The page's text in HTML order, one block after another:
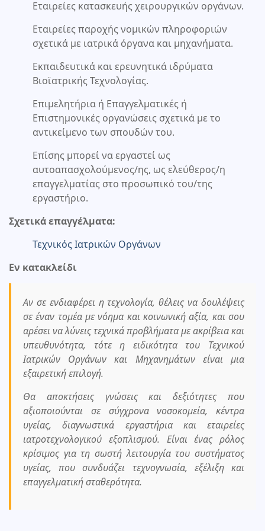
Εταιρείες κατασκευής χειρουργικών οργάνων.
Εταιρείες παροχής νομικών πληροφοριών
σχετικά με ιατρικά όργανα και μηχανήματα.
Εκπαιδευτικά και ερευνητικά ιδρύματα
Βιοϊατρικής Τεχνολογίας.
Επιμελητήρια ή Επαγγελματικές ή
Επιστημονικές οργανώσεις σχετικά με το
αντικείμενο των σπουδών του.
Επίσης μπορεί να εργαστεί ως
αυτοαπασχολούμενος/ης, ως ελεύθερος/η
επαγγελματίας στο προσωπικό του/της
εργαστήριο.
Σχετικά επαγγέλματα:
Τεχνικός Ιατρικών Οργάνων
Εν κατακλείδι
Αν σε ενδιαφέρει η τεχνολογία, θέλεις να δουλέψεις
σε έναν τομέα με νόημα και κοινωνική αξία, και σου
αρέσει να λύνεις τεχνικά προβλήματα με ακρίβεια και
υπευθυνότητα, τότε η ειδικότητα του Τεχνικού
Ιατρικών Οργάνων και Μηχανημάτων είναι μια
εξαιρετική επιλογή.
Θα αποκτήσεις γνώσεις και δεξιότητες που
αξιοποιούνται σε σύγχρονα νοσοκομεία, κέντρα
υγείας, διαγνωστικά εργαστήρια και εταιρείες
ιατροτεχνολογικού εξοπλισμού. Είναι ένας ρόλος
κρίσιμος για τη σωστή λειτουργία του συστήματος
υγείας, που συνδυάζει τεχνογνωσία, εξέλιξη και
επαγγελματική σταθερότητα.